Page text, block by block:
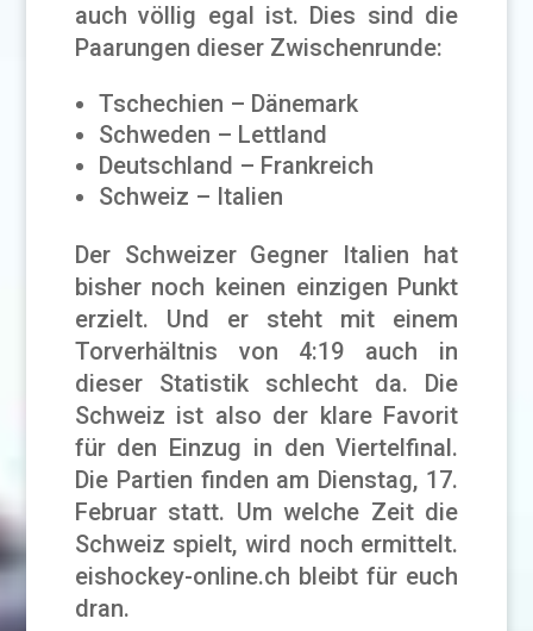
auch völlig egal ist. Dies sind die
Paarungen dieser Zwischenrunde:
Tschechien – Dänemark
Schweden – Lettland
Deutschland – Frankreich
Schweiz – Italien
Der Schweizer Gegner Italien hat
bisher noch keinen einzigen Punkt
erzielt. Und er steht mit einem
Torverhältnis von 4:19 auch in
dieser Statistik schlecht da. Die
Schweiz ist also der klare Favorit
für den Einzug in den Viertelfinal.
Die Partien finden am Dienstag, 17.
Februar statt. Um welche Zeit die
Schweiz spielt, wird noch ermittelt.
eishockey-online.ch bleibt für euch
dran.